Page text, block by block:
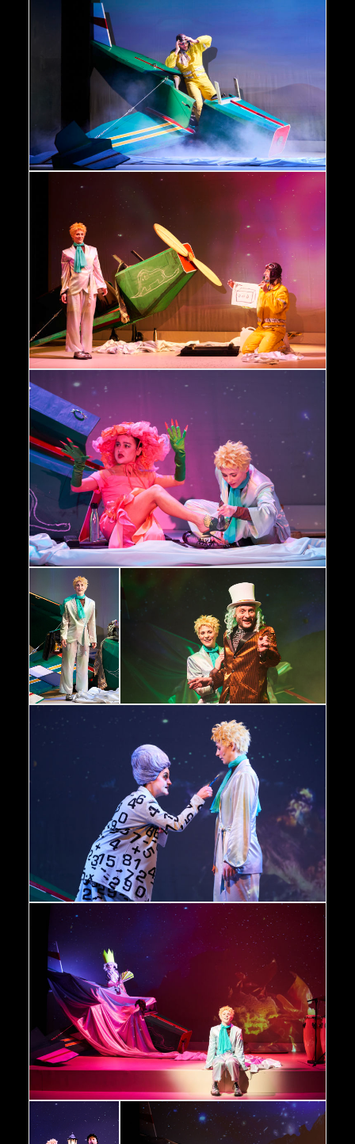
Der kleine Prinz Peter Neutzling © Oliver Fantitsch
Der kleine Prinz Kim Rosner, Peter Neutzling © Oliver Fantitsch
Der kleine Prinz Marina Lubrich, Kim Rosner © Oliver Fantitsch
Der kleine Prinz
Kim Rosner ©
Oliver Fantitsch
Der kleine Prinz Kim Rosner, Peter Neutzling
© Oliver Fantitsch
Der kleine Prinz Marina Lubrich, Kim Rosner © Oliver Fantitsch
Der kleine Prinz Marina Lubrich, Kim Rosner © Oliver Fantitsch